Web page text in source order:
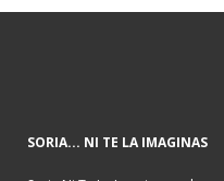
SORIA... NI TE LA IMAGINAS